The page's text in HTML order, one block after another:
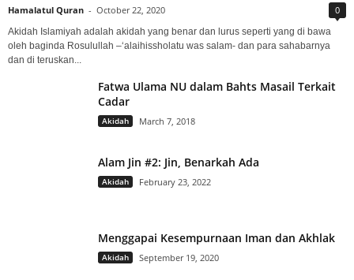
Hamalatul Quran - October 22, 2020 0
Akidah Islamiyah adalah akidah yang benar dan lurus seperti yang di bawa
oleh baginda Rosulullah –‘alaihissholatu was salam- dan para sahabarnya
dan di teruskan...
Fatwa Ulama NU dalam Bahts Masail Terkait
Cadar
Akidah March 7, 2018
Alam Jin #2: Jin, Benarkah Ada
Akidah February 23, 2022
Menggapai Kesempurnaan Iman dan Akhlak
Akidah September 19, 2020